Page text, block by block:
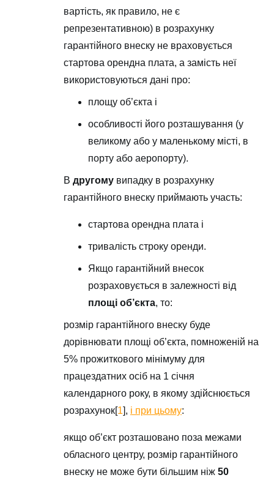
вартість, як правило, не є
репрезентативною) в розрахунку
гарантійного внеску не враховується
стартова орендна плата, а замість неї
використовуються дані про:
площу об’єкта і
особливості його розташування (у
великому або у маленькому місті, в
порту або аеропорту).
В другому випадку в розрахунку
гарантійного внеску приймають участь:
стартова орендна плата і
тривалість строку оренди.
Якщо гарантійний внесок
розраховується в залежності від
площі об’єкта, то:
розмір гарантійного внеску буде
дорівнювати площі об’єкта, помноженій на
5% прожиткового мінімуму для
працездатних осіб на 1 січня
календарного року, в якому здійснюється
розрахунок[1], і при цьому:
якщо об’єкт розташовано поза межами
обласного центру, розмір гарантійного
внеску не може бути більшим ніж 50